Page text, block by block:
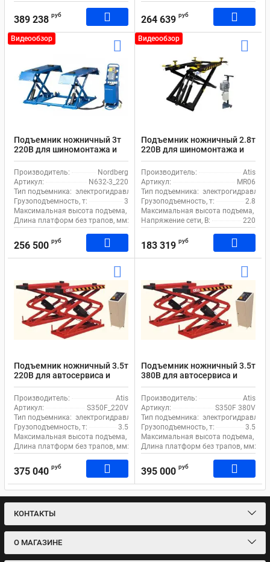
389 238 руб 264 639 руб
Видеообзор
Подъемник ножничный 3т
220В для шиномонтажа и
автосервиса Nordberg N632-
3_220
электрогидравлический
передвижной
Производитель:
Nordberg
Артикул:
N632-3_220
Тип подъемника: электрогидравлический
Грузоподъемность, т:
3
Максимальная высота подъема, мм:
960
Длина платформ без трапов, мм:
1480
256 500 руб
Видеообзор
Подъемник ножничный 2.8т
220В для шиномонтажа и
автосервиса Atis MR06
электрогидравлический
передвижной
Производитель:
Atis
Артикул:
MR06
Тип подъемника:
Грузоподъемность, т:
2.8
Максимальная высота подъема, мм:
Напряжение сети, В:
220
183 319 руб
Подъемник ножничный 3.5т
220В для автосервиса и
сход-развала Atis
S350F_220V
электрогидравлический
Производитель:
Atis
Артикул:
S350F_220V
Тип подъемника: электрогидравлический
Грузоподъемность, т:
3.5
Максимальная высота подъема, мм:
2230
Длина платформ без трапов, мм:
1540
375 040 руб
Подъемник ножничный 3.5т
380В для автосервиса и
сход-развала Atis S350F
380V
электрогидравлический
Производитель:
Atis
Артикул:
S350F 380V
Тип подъемника:
Грузоподъемность, т:
3.5
Максимальная высота подъема, мм:
Длина платформ без трапов, мм:
395 000 руб
КОНТАКТЫ
О МАГАЗИНЕ